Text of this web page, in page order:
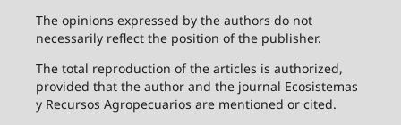
The opinions expressed by the authors do not
necessarily reflect the position of the publisher.
The total reproduction of the articles is authorized,
provided that the author and the journal Ecosistemas
y Recursos Agropecuarios are mentioned or cited.